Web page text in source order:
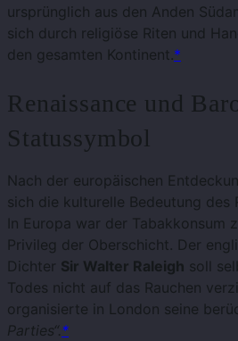
ursprünglich aus den Anden
sich durch religiöse Riten und
den gesamten Kontinent.*
Renaissance und
Statussymbol
Nach der europäischen
sich die kulturelle Bedeutung des
In Europa war der Tabakkonsum
Privileg der Oberschicht. Der
Dichter Sir Walter Raleigh soll
Todes nicht auf das Rauchen
organisierte in London seine
Parties“.*